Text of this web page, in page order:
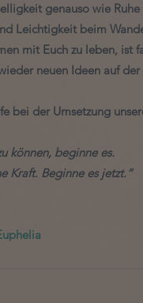
genauso wie
Leichtigkeit beim
mit Euch zu leben, ist
neuen Ideen auf
bei der Umsetzung
können, beginne es.
Kraft. Beginne es jetzt.“